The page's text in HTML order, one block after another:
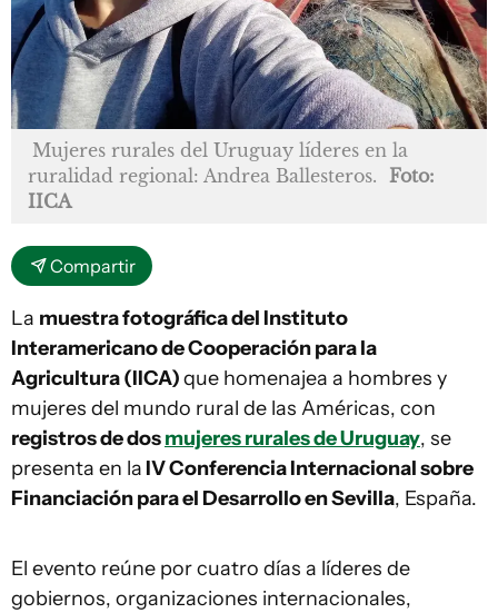
Mujeres rurales del Uruguay líderes en la
ruralidad regional: Andrea Ballesteros. Foto:
IICA
Compartir
La muestra fotográfica del Instituto
Interamericano de Cooperación para la
Agricultura (IICA)que homenajea a hombres y
mujeres del mundo rural de las Américas, con
registros de dosmujeres rurales de Uruguay, se
presenta en la IV Conferencia Internacional sobre
Financiación para el Desarrollo en Sevilla, España.
El evento reúne por cuatro días a líderes de
gobiernos, organizaciones internacionales,